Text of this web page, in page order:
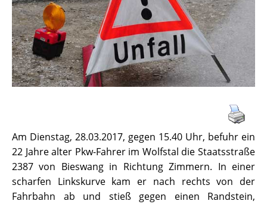
Am Dienstag, 28.03.2017, gegen 15.40 Uhr, befuhr ein
22 Jahre alter Pkw-Fahrer im Wolfstal die Staatsstraße
2387 von Bieswang in Richtung Zimmern. In einer
scharfen Linkskurve kam er nach rechts von der
Fahrbahn ab und stieß gegen einen Randstein,